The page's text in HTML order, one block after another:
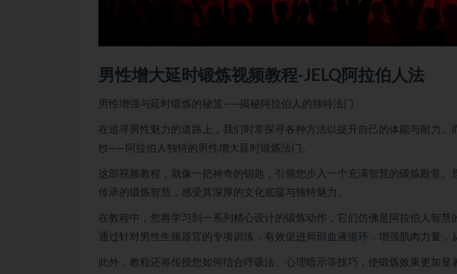
男性增大延时锻炼视频教程-JELQ阿拉伯人法
男性增强与延时锻炼的秘笈——揭秘阿拉伯人的独特法门
在追寻男性魅力的道路上，我们时常探寻各种方法以提升自己的体能与耐力。
纱——阿拉伯人独特的男性增大延时锻炼法门。
这部视频教程，就像一把神奇的钥匙，引领您步入一个充满智慧的锻炼殿堂。
传承的锻炼智慧，感受其深厚的文化底蕴与独特魅力。
在教程中，您将学习到一系列精心设计的锻炼动作，它们仿佛是阿拉伯人智慧
通过针对男性生殖器官的专项训练，有效促进局部血液循环，增强肌肉力量，
此外，教程还将传授您如何结合呼吸法、心理暗示等技巧，使锻炼效果更加显